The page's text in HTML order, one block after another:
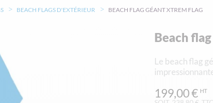
BEACH FLAGS D'EXTÉRIEUR BEACH FLAG GÉANT XTREM FLAG
Beach
Le beach flag
199,00 €